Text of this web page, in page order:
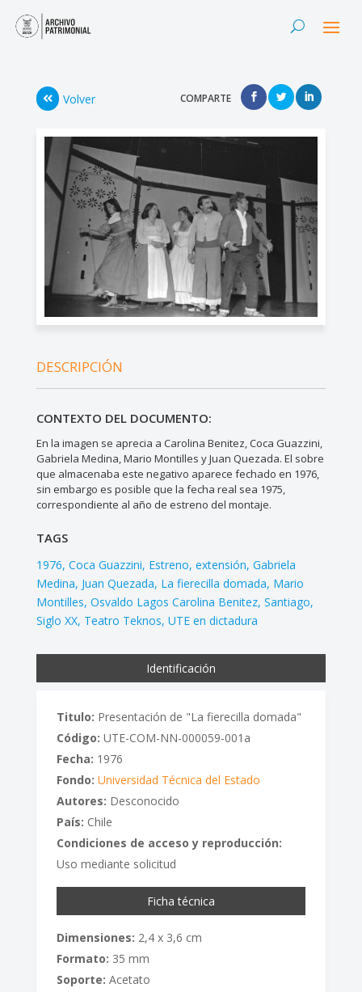
Volver COMPARTE
DESCRIPCIÓN
CONTEXTO DEL DOCUMENTO:
En la imagen se aprecia a Carolina Benitez, Coca Guazzini,
Gabriela Medina, Mario Montilles y Juan Quezada. El sobre
que almacenaba este negativo aparece fechado en 1976,
sin embargo es posible que la fecha real sea 1975,
correspondiente al año de estreno del montaje.
TAGS
1976 Coca Guazzini Estreno extensión Gabriela
Medina Juan Quezada La fierecilla domada Mario
Montilles Osvaldo Lagos Carolina Benitez Santiago
Siglo XX Teatro Teknos UTE en dictadura
Identificación
Titulo: Presentación de "La fierecilla domada"
Código: UTE-COM-NN-000059-001a
Fecha: 1976
Fondo: Universidad Técnica del Estado
Autores: Desconocido
País: Chile
Condiciones de acceso y reproducción:
Uso mediante solicitud
Ficha técnica
Dimensiones: 2,4 x 3,6 cm
Formato: 35 mm
Soporte: Acetato